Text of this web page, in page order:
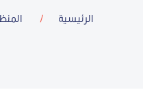
الرئيسية